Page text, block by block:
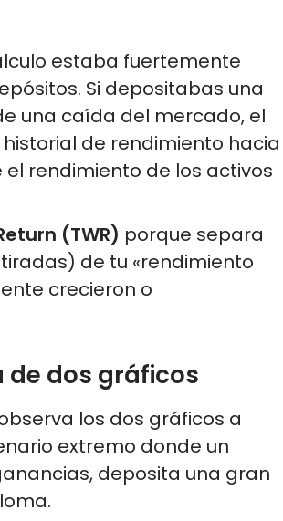
estaba fuertemente
Si depositabas una
una caída del mercado, el
de rendimiento hacia
rendimiento de los activos
(TWR) porque separa
de tu «rendimiento
crecieron o
de dos gráficos
los dos gráficos a
extremo donde un
deposita una gran